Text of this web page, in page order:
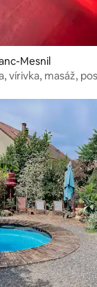
Mesnil
vírivka, masáž,